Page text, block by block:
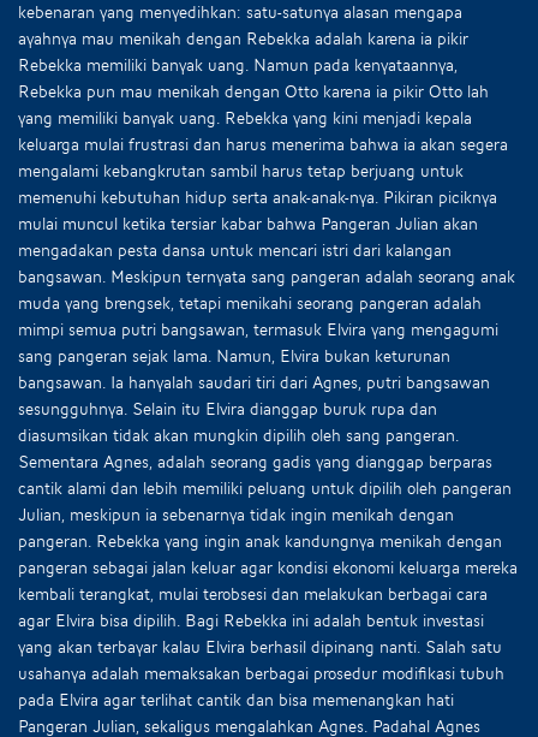
kebenaran yang menyedihkan: satu-satunya alasan mengapa
ayahnya mau menikah dengan Rebekka adalah karena ia pikir
Rebekka memiliki banyak uang. Namun pada kenyataannya,
Rebekka pun mau menikah dengan Otto karena ia pikir Otto lah
yang memiliki banyak uang. Rebekka yang kini menjadi kepala
keluarga mulai frustrasi dan harus menerima bahwa ia akan segera
mengalami kebangkrutan sambil harus tetap berjuang untuk
memenuhi kebutuhan hidup serta anak-anak-nya. Pikiran piciknya
mulai muncul ketika tersiar kabar bahwa Pangeran Julian akan
mengadakan pesta dansa untuk mencari istri dari kalangan
bangsawan. Meskipun ternyata sang pangeran adalah seorang anak
muda yang brengsek, tetapi menikahi seorang pangeran adalah
mimpi semua putri bangsawan, termasuk Elvira yang mengagumi
sang pangeran sejak lama. Namun, Elvira bukan keturunan
bangsawan. Ia hanyalah saudari tiri dari Agnes, putri bangsawan
sesungguhnya. Selain itu Elvira dianggap buruk rupa dan
diasumsikan tidak akan mungkin dipilih oleh sang pangeran.
Sementara Agnes, adalah seorang gadis yang dianggap berparas
cantik alami dan lebih memiliki peluang untuk dipilih oleh pangeran
Julian, meskipun ia sebenarnya tidak ingin menikah dengan
pangeran. Rebekka yang ingin anak kandungnya menikah dengan
pangeran sebagai jalan keluar agar kondisi ekonomi keluarga mereka
kembali terangkat, mulai terobsesi dan melakukan berbagai cara
agar Elvira bisa dipilih. Bagi Rebekka ini adalah bentuk investasi
yang akan terbayar kalau Elvira berhasil dipinang nanti. Salah satu
usahanya adalah memaksakan berbagai prosedur modifikasi tubuh
pada Elvira agar terlihat cantik dan bisa memenangkan hati
Pangeran Julian, sekaligus mengalahkan Agnes. Padahal Agnes